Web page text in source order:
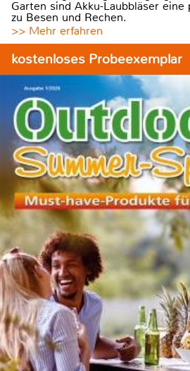
Garten sind Akku-Laubbläser
zu Besen und Rechen.
>> Mehr erfahren
kostenloses Probeexemplar